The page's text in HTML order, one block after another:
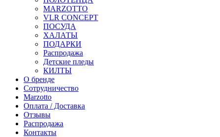
MARZOTTO
VLR CONCEPT
ПОСУДА
ХАЛАТЫ
ПОДАРКИ
Распродажа
Детские пледы
КИЛТЫ
О бренде
Сотрудничество
Marzotto
Оплата / Доставка
Отзывы
Распродажа
Контакты